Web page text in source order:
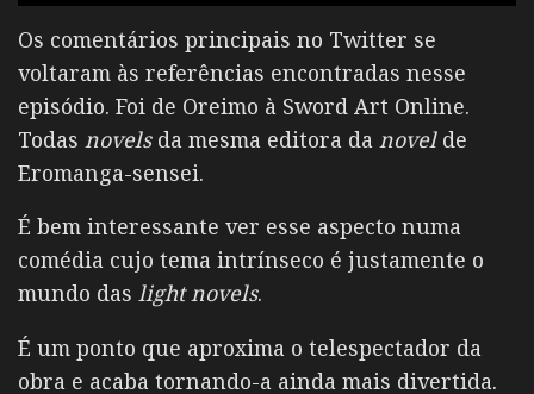
Os comentários principais no Twitter se
voltaram às referências encontradas nesse
episódio. Foi de Oreimo à Sword Art Online.
Todas novelsda mesma editora da novelde
Eromanga-sensei.
É bem interessante ver esse aspecto numa
comédia cujo tema intrínseco é justamente o
mundo das light novels.
É um ponto que aproxima o telespectador da
obra e acaba tornando-a ainda mais divertida.